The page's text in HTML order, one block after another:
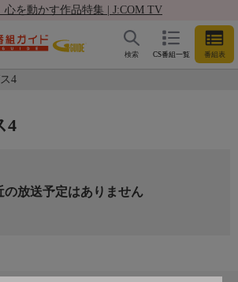
心を動かす作品特集 | J:COM TV
CS番組一覧 番組表
検索
4
4
の放送予定はありません